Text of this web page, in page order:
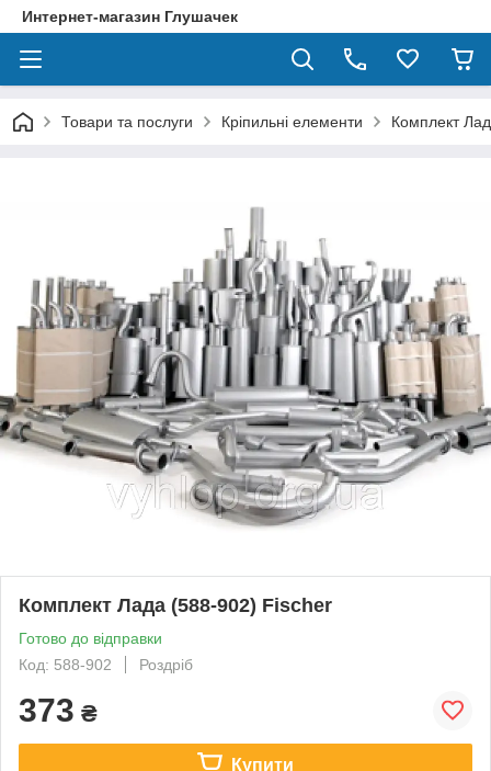
Интернет-магазин Глушачек
Товари та послуги Кріпильні елементи Комплект
Комплект Лада (588-902) Fischer
Готово до відправки
Код: 588-902
Роздріб
373 ₴
Купити